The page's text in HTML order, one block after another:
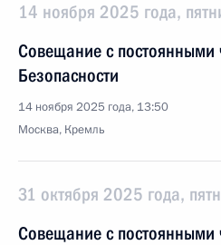
14 ноября 2025 года,
Совещание с постоянными
Безопасности
14 ноября 2025 года, 13:50
Москва, Кремль
31 октября 2025 года,
Совещание с постоянными